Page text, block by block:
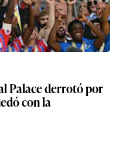
Palace derrotó por
con la